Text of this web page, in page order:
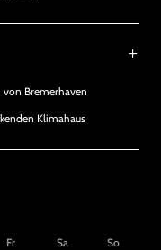
Bremerhaven
Klimahaus
Fr Sa So